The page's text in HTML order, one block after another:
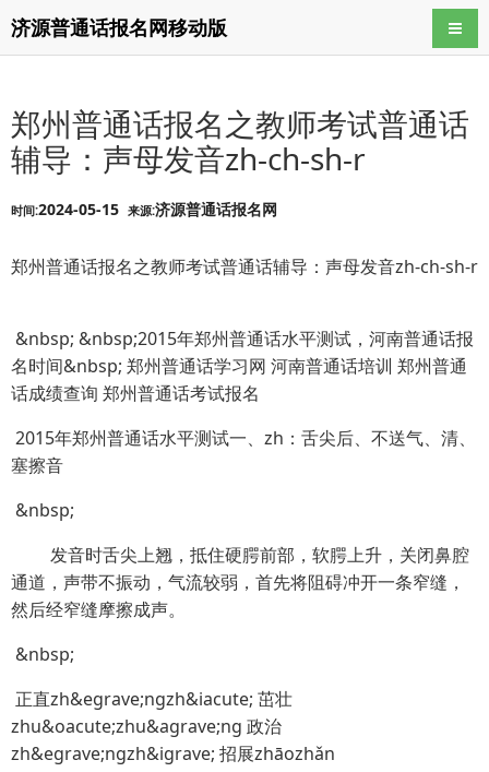
济源普通话报名网移动版 导航
郑州普通话报名之教师考试普通话
辅导：声母发音zh-ch-sh-r
时间:2024-05-15 来源:济源普通话报名网
郑州普通话报名之教师考试普通话辅导：声母发音zh-ch-sh-r
&nbsp; &nbsp;2015年郑州普通话水平测试，河南普通话报
名时间&nbsp; 郑州普通话学习网 河南普通话培训 郑州普通
话成绩查询 郑州普通话考试报名
2015年郑州普通话水平测试一、zh：舌尖后、不送气、清、
塞擦音
&nbsp;
发音时舌尖上翘，抵住硬腭前部，软腭上升，关闭鼻腔
通道，声带不振动，气流较弱，首先将阻碍冲开一条窄缝，
然后经窄缝摩擦成声。
&nbsp;
正直zh&egrave;ngzh&iacute; 茁壮
zhu&oacute;zhu&agrave;ng 政治
zh&egrave;ngzh&igrave; 招展zhāozhǎn